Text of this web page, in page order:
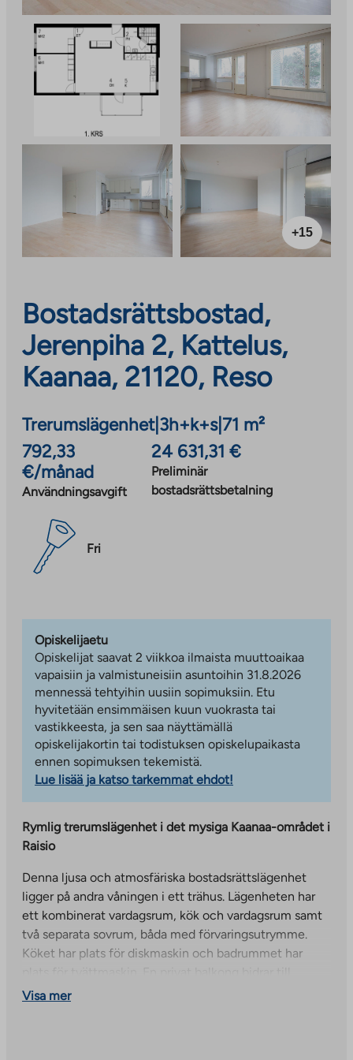
+15
Bostadsrättsbostad,
Jerenpiha 2, Kattelus,
Kaanaa, 21120, Reso
Trerumslägenhet| 3h+k+s| 71 m²
792,33
€/månad
Användningsavgift
24 631,31 €
Preliminär
bostadsrättsbetalning
Fri
Opiskelijaetu
Opiskelijat saavat 2 viikkoa ilmaista muuttoaikaa
vapaisiin ja valmistuneisiin asuntoihin 31.8.2026
mennessä tehtyihin uusiin sopimuksiin. Etu
hyvitetään ensimmäisen kuun vuokrasta tai
vastikkeesta, ja sen saa näyttämällä
opiskelijakortin tai todistuksen opiskelupaikasta
ennen sopimuksen tekemistä.
Lue lisää ja katso tarkemmat ehdot!
Rymlig trerumslägenhet i det mysiga Kaanaa-området i
Raisio
Denna ljusa och atmosfäriska bostadsrättslägenhet
ligger på andra våningen i ett trähus. Lägenheten har
ett kombinerat vardagsrum, kök och vardagsrum samt
två separata sovrum, båda med förvaringsutrymme.
Köket har plats för diskmaskin och badrummet har
boendekomforten.
Visa mer